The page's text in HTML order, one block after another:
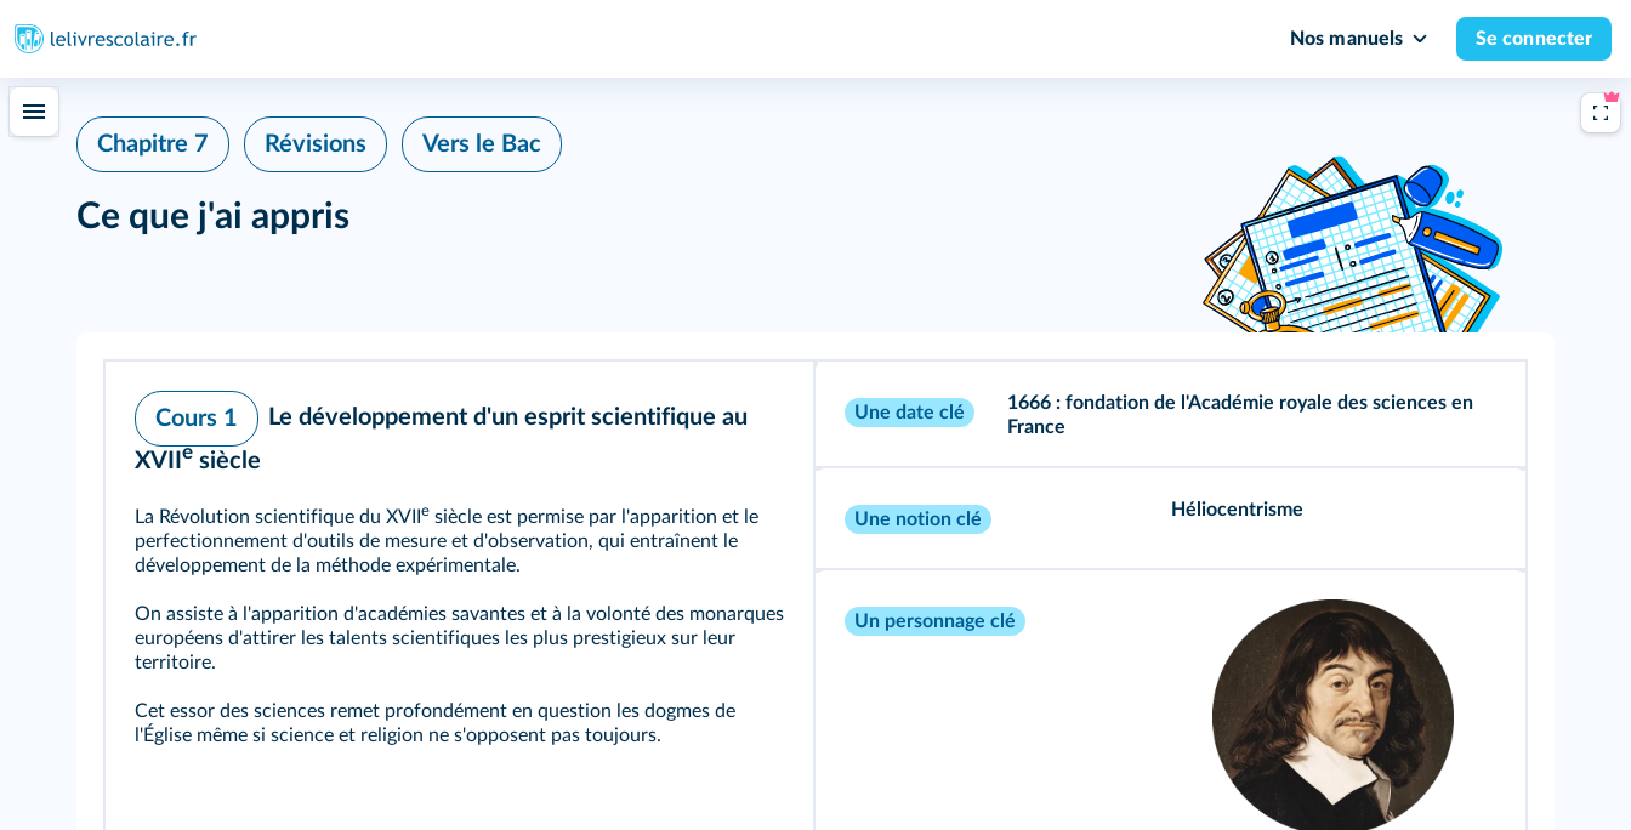
Nos manuels Se connecter
Chapitre 7 Révisions Vers le Bac
Ce que j'ai appris
Cours 1
Le développement d'un esprit scientifique au
XVII
e siècle
La Révolution scientifique du XVII e siècle est permise par l'apparition et le
perfectionnement d'outils de mesure et d'observation, qui entraînent le
développement de la méthode expérimentale.
On assiste à l'apparition d'académies savantes et à la volonté des monarques
européens d'attirer les talents scientifiques les plus prestigieux sur leur
territoire.
Cet essor des sciences remet profondément en question les dogmes de
l'Église même si science et religion ne s'opposent pas toujours.
Une date clé
1666 : fondation de l'Académie royale des sciences en
France
Une notion clé Héliocentrisme
Un personnage clé